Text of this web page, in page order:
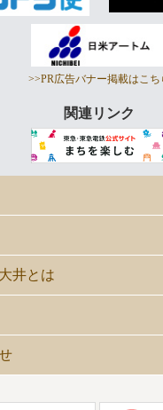
>>PR広告バナー掲載はこち
関連リンク
井とは